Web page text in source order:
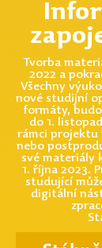
Tvorba
2022 a
Všechny
nové studijní
formáty,
do 1.
rámci projektu
nebo
své materiály
1. října 2023.
studující
digitální